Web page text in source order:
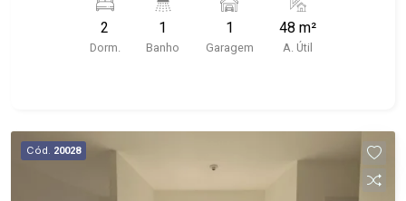
Próximo à DaniBe FullStore, Bola na Grama
Bonfim, Baterias Batex, supermercado Gricki e
Centro de Bonfim;
2
Dorm.
1
Banho
1
Garagem
48 m²
A. Útil
Cód. 20028